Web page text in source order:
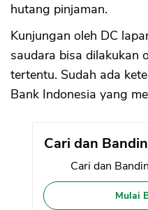
hutang pinjaman.
Kunjungan oleh DC
saudara bisa dilakukan
tertentu. Sudah ada
Bank Indonesia yang
Cari dan
Cari dan
Mulai